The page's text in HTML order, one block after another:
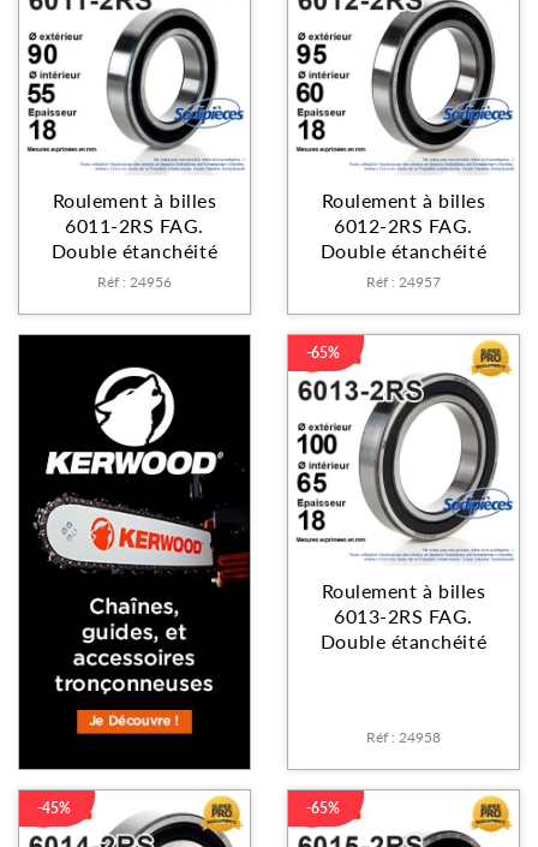
Roulement à billes
6011-2RS FAG.
Double étanchéité
Réf : 24956
Roulement à billes
6012-2RS FAG.
Double étanchéité
Réf : 24957
Roulement à billes
6013-2RS FAG.
Double étanchéité
Réf : 24958
-65%
-45% -65%